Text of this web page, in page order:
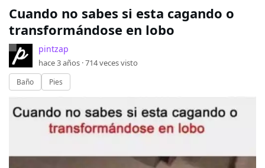
Cuando no sabes si esta cagando o
transformándose en lobo
pintzap
hace 3 años ·714veces visto
Baño Pies